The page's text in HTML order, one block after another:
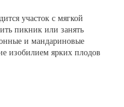
участок с мягкой
пикник или занять
и мандариновые
изобилием ярких плодов